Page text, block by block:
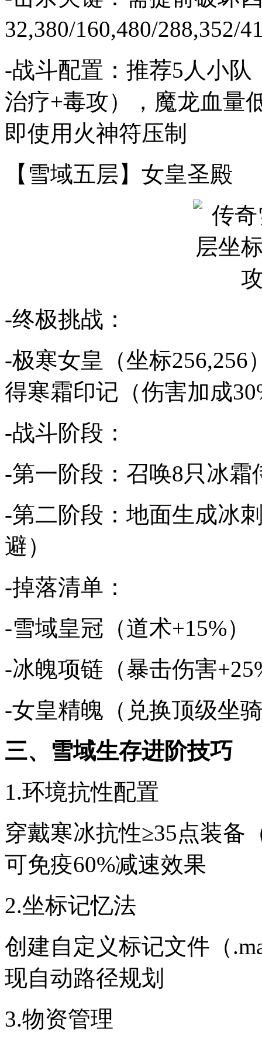
32,380/160,480/288,352/
-战斗配置：推荐5人小队
治疗+毒攻），魔龙血量
即使用火神符压制
【雪域五层】女皇圣殿
-终极挑战：
-极寒女皇（坐标256,256
得寒霜印记（伤害加成
-战斗阶段：
-第一阶段：召唤8只冰
-第二阶段：地面生成冰
避）
-掉落清单：
-雪域皇冠（道术+15%）
-冰魄项链（暴击伤害
-女皇精魄（兑换顶级坐
三、雪域生存进阶技巧
1.环境抗性配置
穿戴寒冰抗性≥35点装备
可免疫60%减速效果
2.坐标记忆法
创建自定义标记文件（
现自动路径规划
3.物资管理